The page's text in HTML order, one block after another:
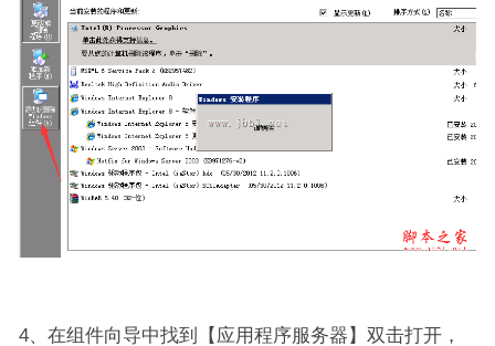
4、在组件向导中找到【应用程序服务器】双击打开，